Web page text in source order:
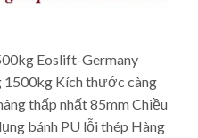
Eoslift-Germany
1500kg Kích thước càng
thấp nhất 85mm Chiều
bánh PU lỗi thép Hàng